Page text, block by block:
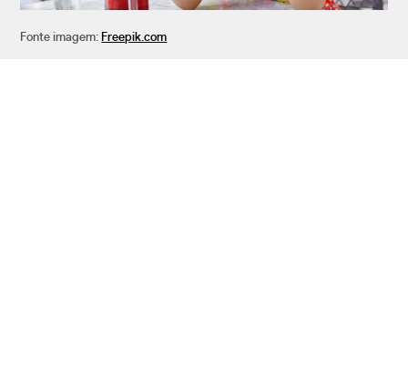
Fonte imagem: Freepik.com